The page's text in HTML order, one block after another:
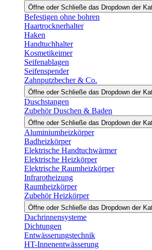
Öffne oder Schließe das Dropdown der
Befestigen ohne bohren
Haartrocknerhalter
Haken
Handtuchhalter
Kosmetikeimer
Seifenablagen
Seifenspender
Zahnputzbecher & Co.
Öffne oder Schließe das Dropdown der
Duschstangen
Zubehör Duschen & Baden
Öffne oder Schließe das Dropdown der
Aluminiumheizkörper
Badheizkörper
Elektrische Handtuchwärmer
Elektrische Heizkörper
Elektrische Raumheizkörper
Infrarotheizung
Raumheizkörper
Zubehör Heizkörper
Öffne oder Schließe das Dropdown der
Dachrinnensysteme
Dichtungen
Entwässerungstechnik
HT-Innenentwässerung